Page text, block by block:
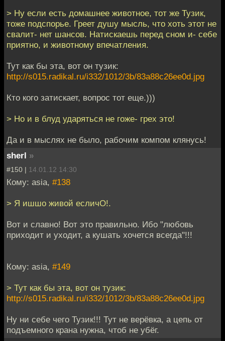
> Ну если есть домашнее животное, тот же Тузик,
тоже подспорье. Греет душу мысль, что хоть этот не
свалит- нет шансов. Натискаешь перед сном и- себе
приятно, и животному впечатления.
Тут как бы эта, вот он тузик:
http://s015.radikal.ru/i332/1012/3b/83a88c26ee0d.jpg
Кто кого затискает, вопрос тот еще.)))
> Но и в блуд ударяться не гоже- грех это!
Да и в мыслях не было, рабочим компом клянусь!
sherl »
#150 | 14.01.12 14:30
Кому: asia, #138
> Я ишшо живой есличО!.
Вот и славно! Вот это правильно. Ибо "любовь
приходит и уходит, а кушать хочется всегда"!!!
Кому: asia, #149
> Тут как бы эта, вот он тузик:
http://s015.radikal.ru/i332/1012/3b/83a88c26ee0d.jpg
Ну ни себе чего Тузик!!! Тут не верёвка, а цепь от
подъемного крана нужна, чтоб не убёг.